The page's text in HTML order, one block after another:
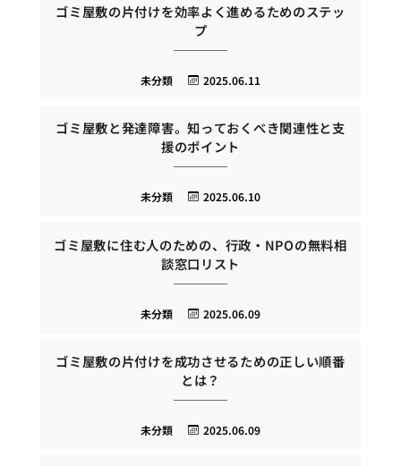
ゴミ屋敷の片付けを効率よく進めるためのステッ
プ
2025.06.11
未分類
ゴミ屋敷と発達障害。知っておくべき関連性と支
援のポイント
2025.06.10
未分類
ゴミ屋敷に住む人のための、行政・NPOの無料相
談窓口リスト
2025.06.09
未分類
ゴミ屋敷の片付けを成功させるための正しい順番
とは？
2025.06.09
未分類